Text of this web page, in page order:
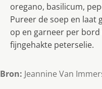
oregano, basilicum,
Pureer de soep en laat
op en garneer per
fijngehakte peterselie.
Bron: Jeannine Van